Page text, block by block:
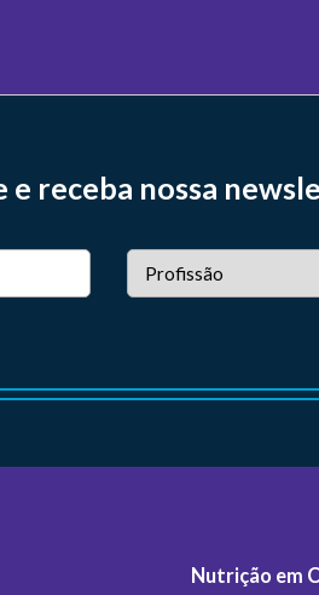
e receba nossa
Nutrição em